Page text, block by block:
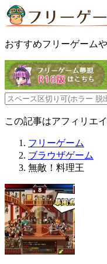
おすすめフリーゲーム
この記事はアフィリエ
フリーゲーム
ブラウザゲーム
無敵！料理王